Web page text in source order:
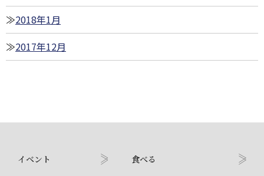
2018年1月
2017年12月
イベント 食べる